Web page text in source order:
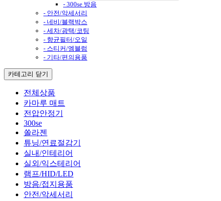
- 300se 방음
- 안전/악세서리
- 네비/블랙박스
- 세차/광택/코팅
- 향균필터/오일
- 스티커/엠블럼
- 기타/편의용품
카테고리 닫기
전체상품
카마루 매트
전압안정기
300se
쏠라젠
튜닝/연료절감기
실내/인테리어
실외/익스테리어
램프/HID/LED
방음/접지용품
안전/악세서리